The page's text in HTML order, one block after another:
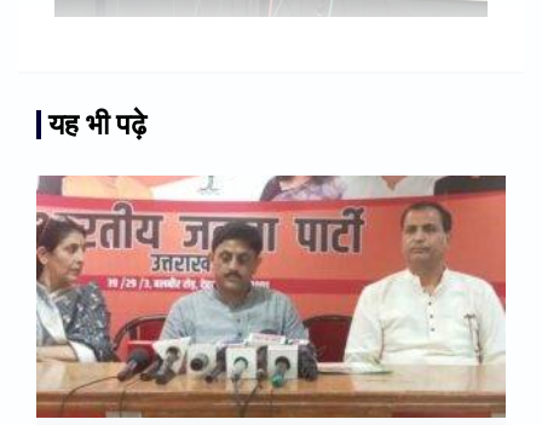
यह भी पढ़े